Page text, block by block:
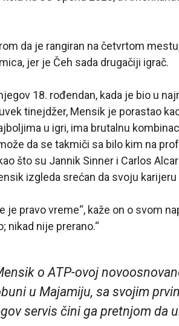
da je rangiran na četvrtom
jer je Čeh sada drugačiji igrač.
18. rođendan, kada je bio u
tinejdžer, Mensik je porastao
u igri, ima brutalnu
da se takmiči sa bilo kim na
što su Jannik Sinner i Carlos
izgleda srećan da svoju karijeru
je pravo vreme“, kaže on o svom
nikad nije prerano.“
o ATP-ovoj
u Majamiju, sa svojim
servis čini ga pretnjom da